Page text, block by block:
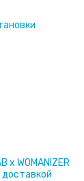
x WOMANIZER
доставкой